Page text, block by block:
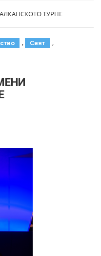
ТУРНЕ
, Свят ,